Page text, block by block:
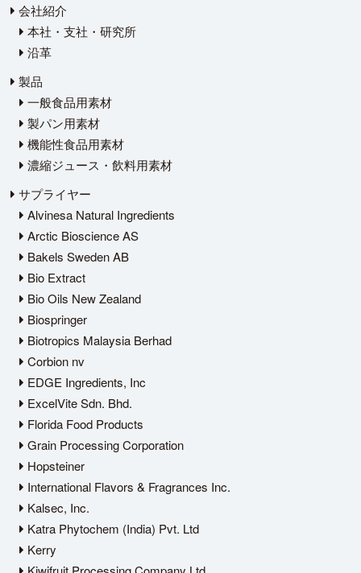
会社紹介
本社・支社・研究所
沿革
製品
一般食品用素材
製パン用素材
機能性食品用素材
濃縮ジュース・飲料用素材
サプライヤー
Alvinesa Natural Ingredients
Arctic Bioscience AS
Bakels Sweden AB
Bio Extract
Bio Oils New Zealand
Biospringer
Biotropics Malaysia Berhad
Corbion nv
EDGE Ingredients, Inc
ExcelVite Sdn. Bhd.
Florida Food Products
Grain Processing Corporation
Hopsteiner
International Flavors & Fragrances Inc.
Kalsec, Inc.
Katra Phytochem (India) Pvt. Ltd
Kerry